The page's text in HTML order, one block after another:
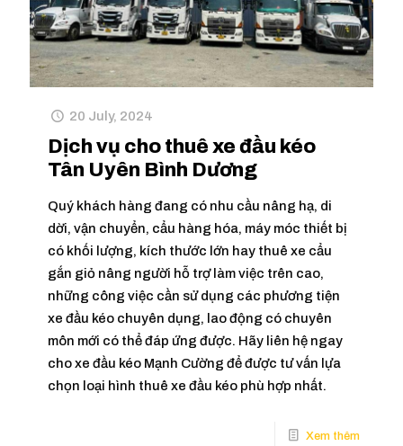
20 July, 2024
Dịch vụ cho thuê xe đầu kéo
Tân Uyên Bình Dương
Quý khách hàng đang có nhu cầu nâng hạ, di
dời, vận chuyển, cẩu hàng hóa, máy móc thiết bị
có khối lượng, kích thước lớn hay thuê xe cẩu
gắn giỏ nâng người hỗ trợ làm việc trên cao,
những công việc cần sử dụng các phương tiện
xe đầu kéo chuyên dụng, lao động có chuyên
môn mới có thể đáp ứng được. Hãy liên hệ ngay
cho xe đầu kéo Mạnh Cường để được tư vấn lựa
chọn loại hình thuê xe đầu kéo phù hợp nhất.